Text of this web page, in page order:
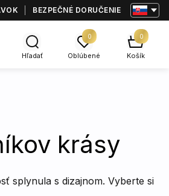
BEZPEČNÉ DORUČENIE
Hľadať
0
Oblúbené
0
Košík
krásy
splynula s dizajnom. Vyberte si